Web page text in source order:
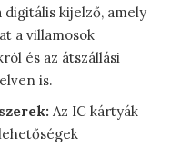
kijelző, amely
a villamosok
és az átszállási
is.
Az IC kártyák